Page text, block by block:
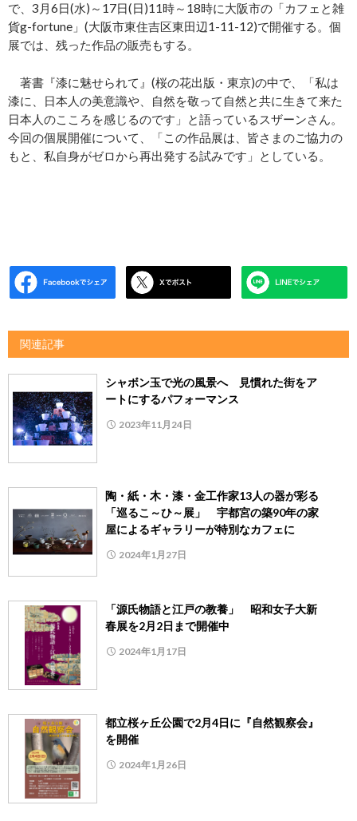
で、3月6日(水)～17日(日)11時～18時に大阪市の「カフェと雑
貨g-fortune」(大阪市東住吉区東田辺1-11-12)で開催する。個
展では、残った作品の販売もする。
著書『漆に魅せられて』(桜の花出版・東京)の中で、「私は
漆に、日本人の美意識や、自然を敬って自然と共に生きて来た
日本人のこころを感じるのです」と語っているスザーンさん。
今回の個展開催について、「この作品展は、皆さまのご協力の
もと、私自身がゼロから再出発する試みです」としている。
関連記事
シャボン玉で光の風景へ 見慣れた街をア
ートにするパフォーマンス
2023年11月24日
陶・紙・木・漆・金工作家13人の器が彩る
「巡るこ～ひ～展」 宇都宮の築90年の家
屋によるギャラリーが特別なカフェに
2024年1月27日
「源氏物語と江戸の教養」 昭和女子大新
春展を2月2日まで開催中
2024年1月17日
都立桜ヶ丘公園で2月4日に『自然観察会』
を開催
2024年1月26日